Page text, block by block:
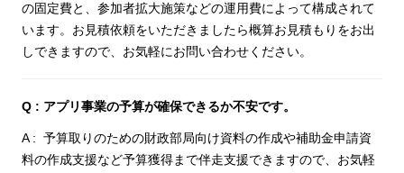
の固定費と、参加者拡大施策などの運用費によって構成されて
います。お見積依頼をいただきましたら概算お見積もりをお出
しできますので、お気軽にお問い合わせください。
アプリ事業の予算が確保できるか不安です。
予算取りのための財政部局向け資料の作成や補助金申請資
料の作成支援など予算獲得まで伴走支援できますので、お気軽